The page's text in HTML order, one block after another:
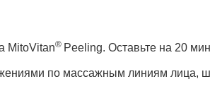
MitoVitan® Peeling. Оставьте на 20
по массажным линиям лица,